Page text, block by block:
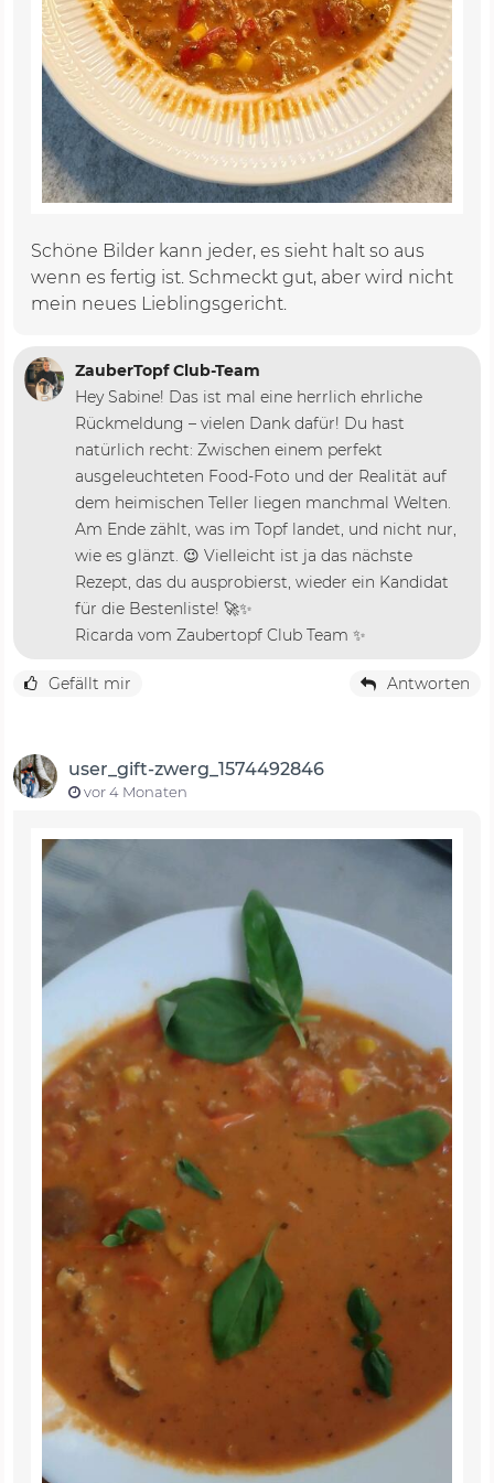
Schöne Bilder kann jeder, es sieht halt so aus
wenn es fertig ist. Schmeckt gut, aber wird nicht
mein neues Lieblingsgericht.
ZauberTopf Club-Team
Hey Sabine! Das ist mal eine herrlich ehrliche
Rückmeldung – vielen Dank dafür! Du hast
natürlich recht: Zwischen einem perfekt
ausgeleuchteten Food-Foto und der Realität auf
dem heimischen Teller liegen manchmal Welten.
Am Ende zählt, was im Topf landet, und nicht nur,
wie es glänzt. 😉 Vielleicht ist ja das nächste
Rezept, das du ausprobierst, wieder ein Kandidat
für die Bestenliste! 🚀✨
Ricarda vom Zaubertopf Club Team ✨
Gefällt mir Antworten
user_gift-zwerg_1574492846
vor 4 Monaten